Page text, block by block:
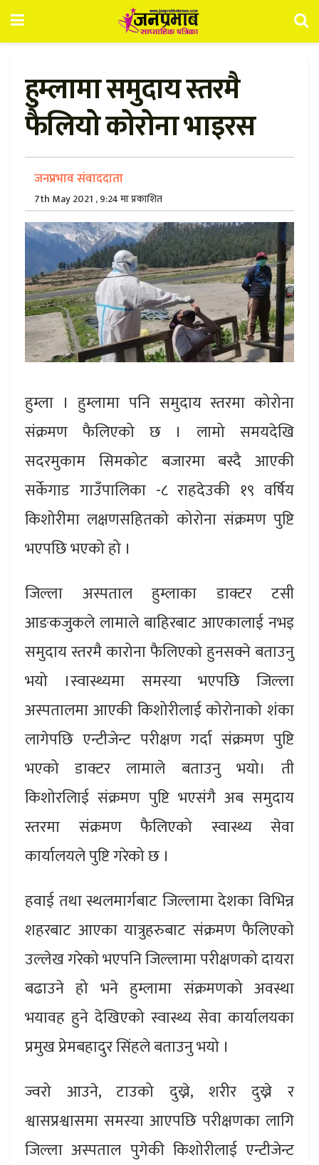
हुम्लामा समुदाय स्तरमै
फैलियो कोरोना भाइरस
जनप्रभाव संवाददाता
7th May 2021 , 9:24 मा प्रकाशित
हुम्ला । हुम्लामा पनि समुदाय स्तरमा कोरोना
संक्रमण फैलिएको छ । लामो समयदेखि
सदरमुकाम सिमकोट बजारमा बस्दै आएकी
सर्केगाड गाउँपालिका -८ राहदेउकी १९ वर्षिय
किशोरीमा लक्षणसहितको कोरोना संक्रमण पुष्टि
भएपछि भएको हो ।
जिल्ला अस्पताल हुम्लाका डाक्टर टसी
आङकजुकले लामाले बाहिरबाट आएकालाई नभइ
समुदाय स्तरमै कारोना फैलिएको हुनसक्ने बताउनु
भयो ।स्वास्थ्यमा समस्या भएपछि जिल्ला
अस्पतालमा आएकी किशोरीलाई कोरोनाको शंका
लागेपछि एन्टीजेन्ट परीक्षण गर्दा संक्रमण पुष्टि
भएको डाक्टर लामाले बताउनु भयो। ती
किशोरलिाई संक्रमण पुष्टि भएसंगै अब समुदाय
स्तरमा संक्रमण फैलिएको स्वास्थ्य सेवा
कार्यालयले पुष्टि गरेको छ ।
हवाई तथा स्थलमार्गबाट जिल्लामा देशका विभिन्न
शहरबाट आएका यात्रुहरुबाट संक्रमण फैलिएको
उल्लेख गरेको भएपनि जिल्लामा परीक्षणको दायरा
बढाउने हो भने हुम्लामा संक्रमणको अवस्था
भयावह हुने देखिएको स्वास्थ्य सेवा कार्यालयका
प्रमुख प्रेमबहादुर सिंहले बताउनु भयो ।
ज्वरो आउने, टाउको दुख्ने, शरीर दुख्ने र
श्वासप्रश्वासमा समस्या आएपछि परीक्षणका लागि
जिल्ला अस्पताल पुगेकी किशोरीलाई एन्टीजेन्ट